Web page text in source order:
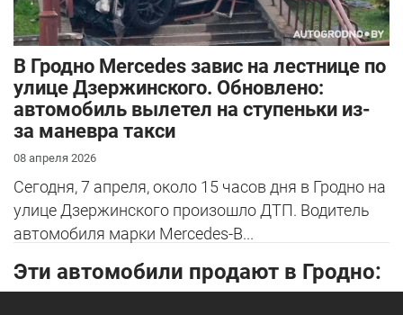
В Гродно Mercedes завис на лестнице по
улице Дзержинского. Обновлено:
автомобиль вылетел на ступеньки из-
за маневра такси
08 апреля 2026
Сегодня, 7 апреля, около 15 часов дня в Гродно на
улице Дзержинского произошло ДТП. Водитель
автомобиля марки Mercedes-B...
Эти автомобили продают в Гродно: